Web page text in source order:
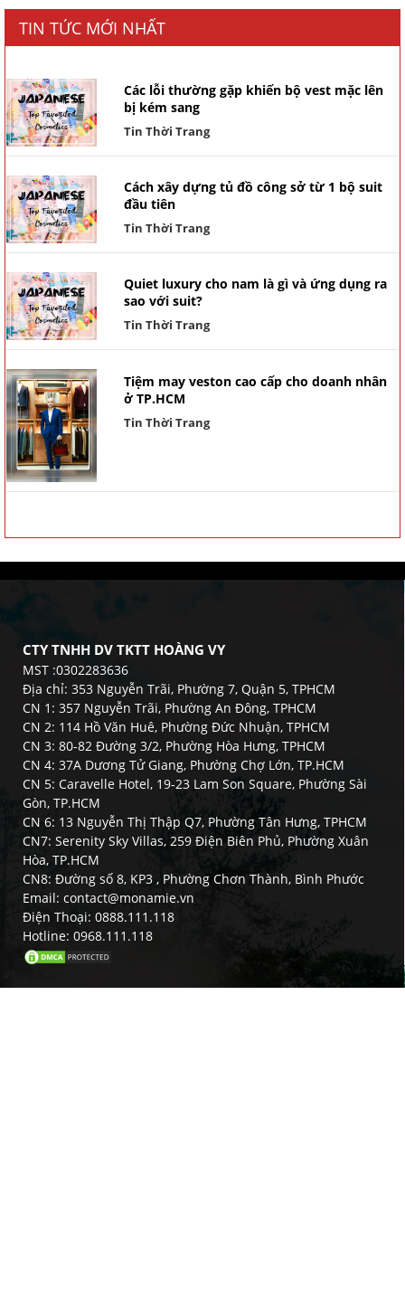
TIN TỨC MỚI NHẤT
Các lỗi thường gặp khiến bộ vest mặc lên
bị kém sang
Tin Thời Trang
Cách xây dựng tủ đồ công sở từ 1 bộ suit
đầu tiên
Tin Thời Trang
Quiet luxury cho nam là gì và ứng dụng ra
sao với suit?
Tin Thời Trang
Tiệm may veston cao cấp cho doanh nhân
ở TP.HCM
Tin Thời Trang
CTY TNHH DV TKTT HOÀNG VY
MST :0302283636
Địa chỉ: 353 Nguyễn Trãi, Phường 7, Quận 5, TPHCM
CN 1: 357 Nguyễn Trãi, Phường An Đông, TPHCM
CN 2: 114 Hồ Văn Huê, Phường Đức Nhuận, TPHCM
CN 3: 80-82 Đường 3/2, Phường Hòa Hưng, TPHCM
CN 4: 37A Dương Tử Giang, Phường Chợ Lớn, TP.HCM
CN 5: Caravelle Hotel, 19-23 Lam Son Square, Phường Sài
Gòn, TP.HCM
CN 6: 13 Nguyễn Thị Thập Q7, Phường Tân Hưng, TPHCM
CN7: Serenity Sky Villas, 259 Điện Biên Phủ, Phường Xuân
Hòa, TP.HCM
CN8: Đường số 8, KP3 , Phường Chơn Thành, Bình Phước
Email: contact@monamie.vn
Điện Thoại: 0888.111.118
Hotline: 0968.111.118